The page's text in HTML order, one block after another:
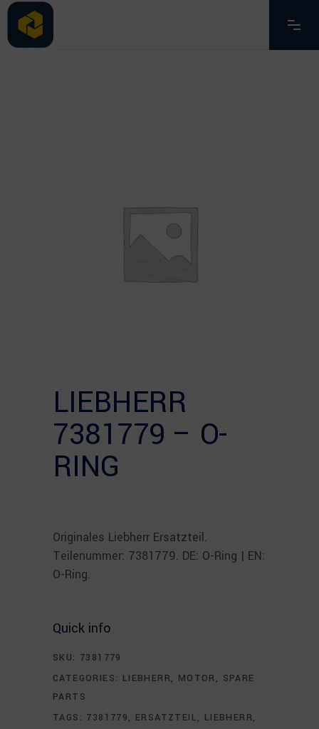
LIEBHERR
7381779 – O-
RING
Originales Liebherr Ersatzteil.
Teilenummer: 7381779. DE: O-Ring | EN:
O-Ring.
Quick info
SKU: 7381779
CATEGORIES: LIEBHERR, MOTOR , SPARE
PARTS
TAGS: 7381779, ERSATZTEIL, LIEBHERR,